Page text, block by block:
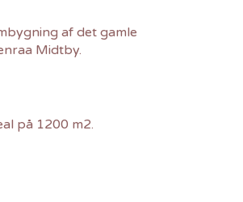
af det gamle
Midtby.
på 1200 m2.